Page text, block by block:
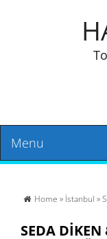
Menu
Home » İstanbul »
SEDA DİKEN